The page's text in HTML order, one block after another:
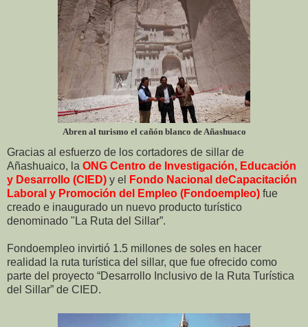
Abren al turismo el cañón blanco de Añashuaco
Gracias al esfuerzo de los cortadores de sillar de
Añashuaico, la ONG Centro de Investigación, Educación
y Desarrollo (CIED) y el
Fondo Nacional deCapacitación
Laboral y Promoción del Empleo (Fondoempleo) fue
creado e inaugurado un nuevo producto turístico
denominado "La Ruta del Sillar”.
Fondoempleo invirtió 1.5 millones de soles en hacer
realidad la ruta turística del sillar, que fue ofrecido como
parte del proyecto “Desarrollo Inclusivo de la Ruta Turística
del Sillar” de CIED.